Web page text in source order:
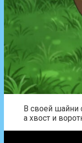
В своей шайни
а хвост и